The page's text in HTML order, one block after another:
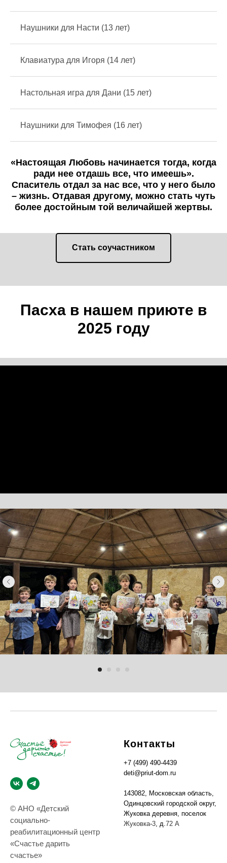
Наушники для Насти (13 лет)
Клавиатура для Игоря (14 лет)
Настольная игра для Дани (15 лет)
Наушники для Тимофея (16 лет)
«Настоящая Любовь начинается тогда, когда
ради нее отдашь все, что имеешь».
Спаситель отдал за нас все, что у него было
– жизнь. Отдавая другому, можно стать чуть
более достойным той величайшей жертвы.
Стать соучастником
Пасха в нашем приюте в
2025 году
© АНО «Детский
социально-
реабилитационный центр
«Счастье дарить
счастье»
Контакты
+7 (499) 490-4439
deti@priut-dom.ru
143082, Московская область,
Одинцовский городской округ,
Жуковка деревня, поселок
Жуковка-3, д.72 А